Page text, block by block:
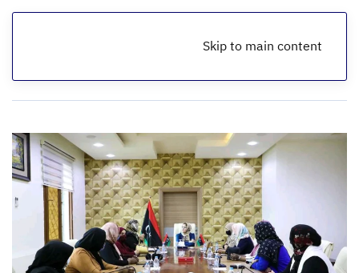
Skip to main content
الرئيسية